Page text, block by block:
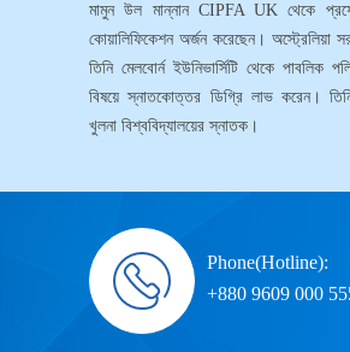
মামুন উল মান্নান CIPFA UK থেকে
কোয়ালিফিকেশন অর্জন করেছেন। অস্ট্রেলিয়া
তিনি মেলবোর্ন ইউনিভার্সিটি থেকে পাবলিক
বিষয়ে স্নাতকোত্তর ডিগ্রি লাভ করেন।
খুলনা বিশ্ববিদ্যালয়ের স্নাতক।
Phone(Hotline):
+880 9609 000